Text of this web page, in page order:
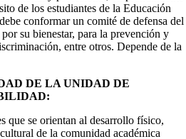
de los estudiantes de la Educación
conformar un comité de defensa del
su bienestar, para la prevención y
entre otros. Depende de la
DE LA UNIDAD DE
que se orientan al desarrollo físico,
de la comunidad académica